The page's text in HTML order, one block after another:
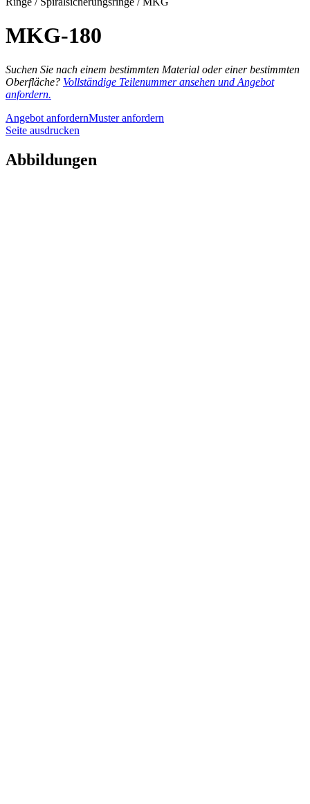
MKG-180
Suchen Sie nach einem bestimmten Material oder einer bestimmten
Oberfläche? Vollständige Teilenummer ansehen und Angebot
anfordern.
Angebot anfordernMuster anfordern
Seite ausdrucken
Abbildungen